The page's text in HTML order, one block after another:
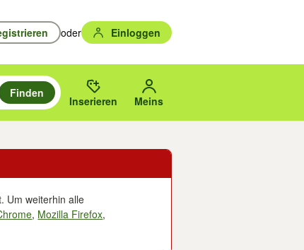
oder Einloggen
und mit Eingabetaste auswählen.
zu suchen, oder Vorschläge mit den Pfeiltasten nach oben/
gewählten Orts oder PLZ.
Finden
Inserieren Meins
Um weiterhin alle
, Mozilla Firefox,